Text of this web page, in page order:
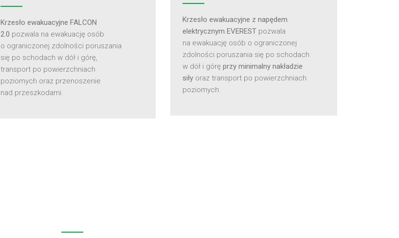
Krzesło ewakuacyjne FALCON
2.0 pozwala na ewakuację osób
o ograniczonej zdolności poruszania
się po schodach w dół i górę,
transport po powierzchniach
poziomych oraz przenoszenie
nad przeszkodami.
Krzesło ewakuacyjne z napędem
elektrycznym EVERESTpozwala
na ewakuację osób o ograniczonej
zdolności poruszania się po schodach
w dół i górę przy minimalny nakładzie
siłyoraz transport po powierzchniach
poziomych.